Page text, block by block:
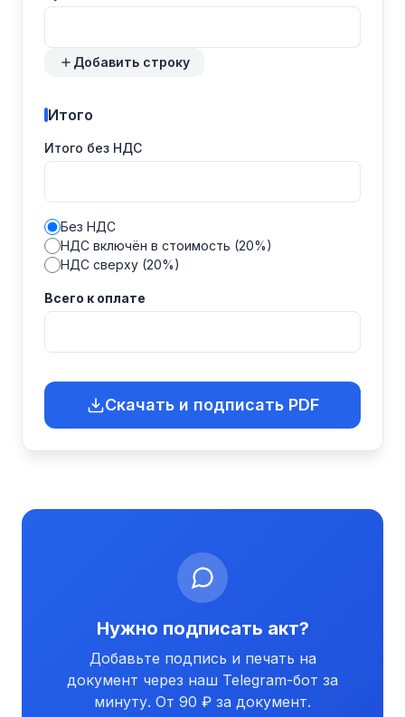
Добавить строку
Итого
Итого без НДС
Без НДС
НДС включён в стоимость (20%)
НДС сверху (20%)
Всего к оплате
Скачать и подписать PDF
Нужно подписать акт?
Добавьте подпись и печать на
документ через наш Telegram-бот за
минуту. От 90 ₽ за документ.